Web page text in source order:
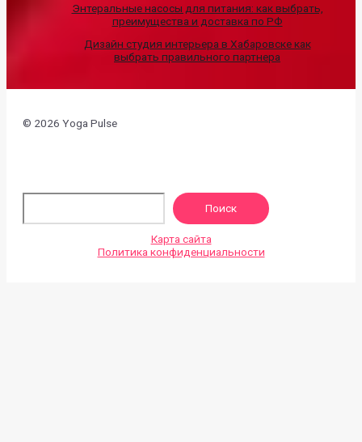
Энтеральные насосы для питания: как выбрать,
преимущества и доставка по РФ
Дизайн студия интерьера в Хабаровске как
выбрать правильного партнера
© 2026 Yoga Pulse
Поиск
Карта сайта
Политика конфиденциальности